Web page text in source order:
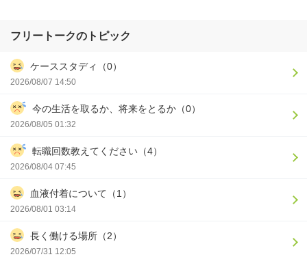
フリートークのトピック
ケーススタディ（0）
2026/08/07 14:50
今の生活を取るか、将来をとるか（0）
2026/08/05 01:32
転職回数教えてください（4）
2026/08/04 07:45
血液付着について（1）
2026/08/01 03:14
長く働ける場所（2）
2026/07/31 12:05